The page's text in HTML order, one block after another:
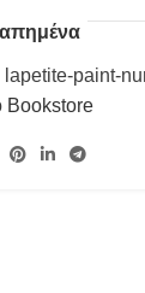
lapetite-paint-
Bookstore